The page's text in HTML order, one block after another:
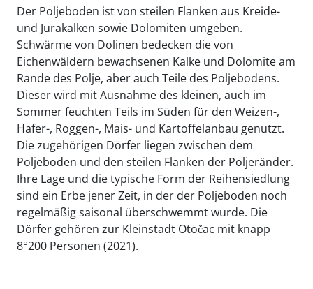
Der Poljeboden ist von steilen Flanken aus Kreide-
und Jurakalken sowie Dolomiten umgeben.
Schwärme von Dolinen bedecken die von
Eichenwäldern bewachsenen Kalke und Dolomite am
Rande des Polje, aber auch Teile des Poljebodens.
Dieser wird mit Ausnahme des kleinen, auch im
Sommer feuchten Teils im Süden für den Weizen-,
Hafer-, Roggen-, Mais- und Kartoffelanbau genutzt.
Die zugehörigen Dörfer liegen zwischen dem
Poljeboden und den steilen Flanken der Poljeränder.
Ihre Lage und die typische Form der Reihensiedlung
sind ein Erbe jener Zeit, in der der Poljeboden noch
regelmäßig saisonal überschwemmt wurde. Die
Dörfer gehören zur Kleinstadt Otočac mit knapp
8°200 Personen (2021).